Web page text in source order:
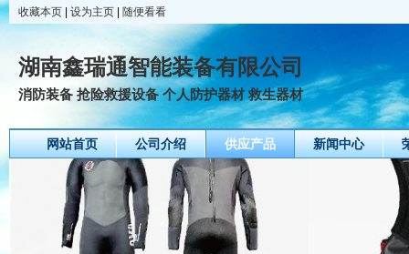
收藏本页 设为主页 随便看看
湖南鑫瑞通智能装备有限公司
消防装备 抢险救援设备 个人防护器材 救生器材
网站首页 公司介绍 供应产品 新闻中心